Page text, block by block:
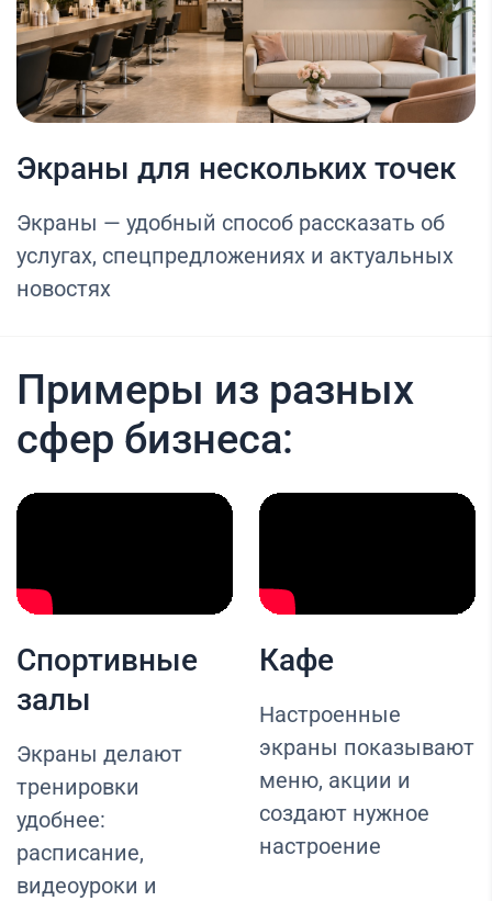
Экраны для нескольких точек
Экраны — удобный способ рассказать об
услугах, спецпредложениях и актуальных
новостях
Примеры из разных
сфер бизнеса:
Спортивные
залы
Экраны делают
тренировки
удобнее:
расписание,
видеоуроки и
Кафе
Настроенные
экраны показывают
меню, акции и
создают нужное
настроение